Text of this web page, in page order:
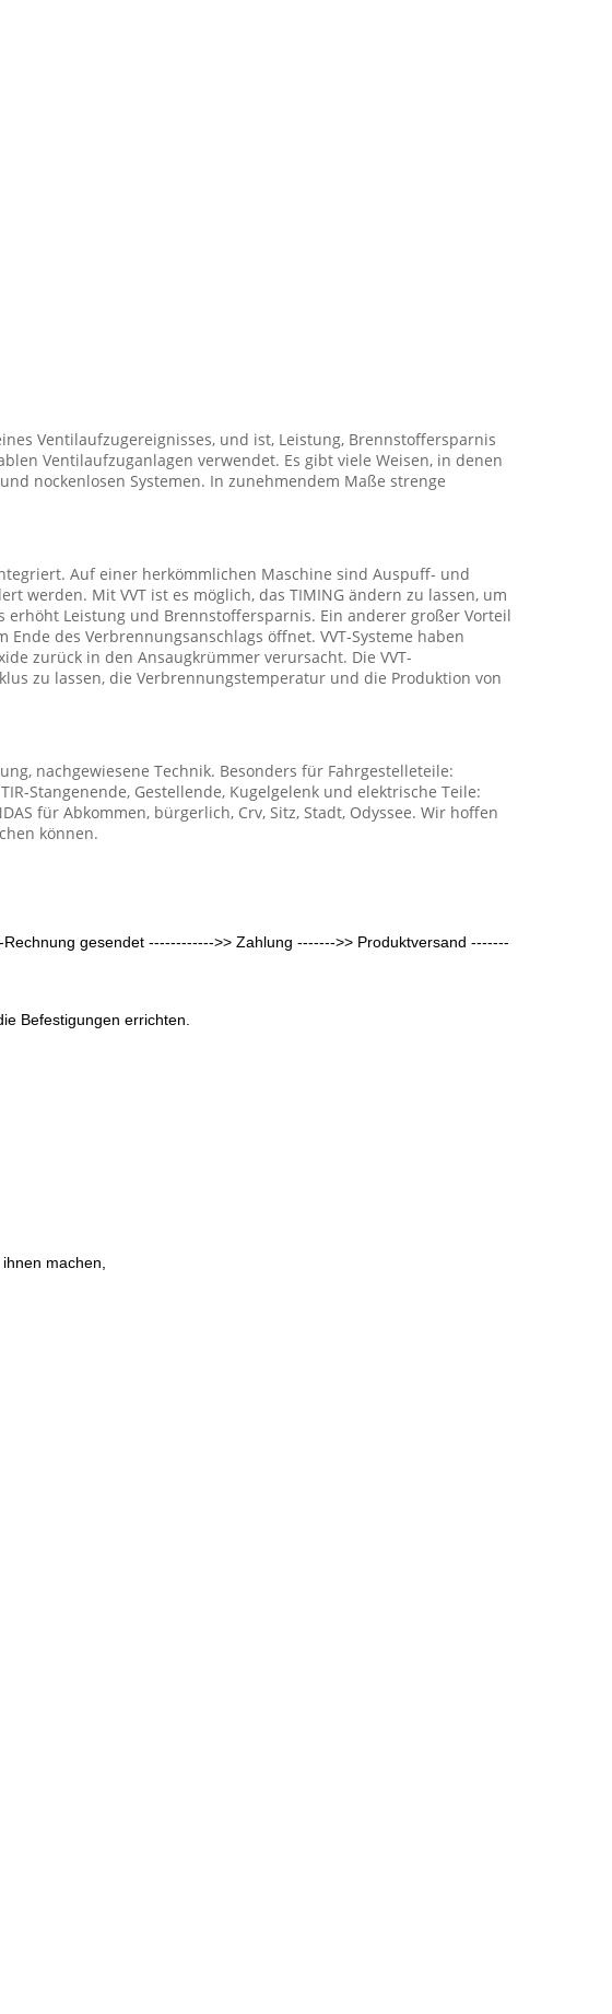
Ventilaufzugereignisses, und ist, Leistung, Brennstoffersparnis
Ventilaufzuganlagen verwendet. Es gibt viele Weisen, in denen
nockenlosen Systemen. In zunehmendem Maße strenge
Auf einer herkömmlichen Maschine sind Auspuff- und
werden. Mit VVT ist es möglich, das TIMING ändern zu lassen, um
Leistung und Brennstoffersparnis. Ein anderer großer Vorteil
des Verbrennungsanschlags öffnet. VVT-Systeme haben
zurück in den Ansaugkrümmer verursacht. Die VVT-
zu lassen, die Verbrennungstemperatur und die Produktion von
nachgewiesene Technik. Besonders für Fahrgestelleteile:
Stangenende, Gestellende, Kugelgelenk und elektrische Teile:
für Abkommen, bürgerlich, Crv, Sitz, Stadt, Odyssee. Wir hoffen
können.
gesendet ------------>> Zahlung ------->> Produktversand -------
Befestigungen errichten.
machen,